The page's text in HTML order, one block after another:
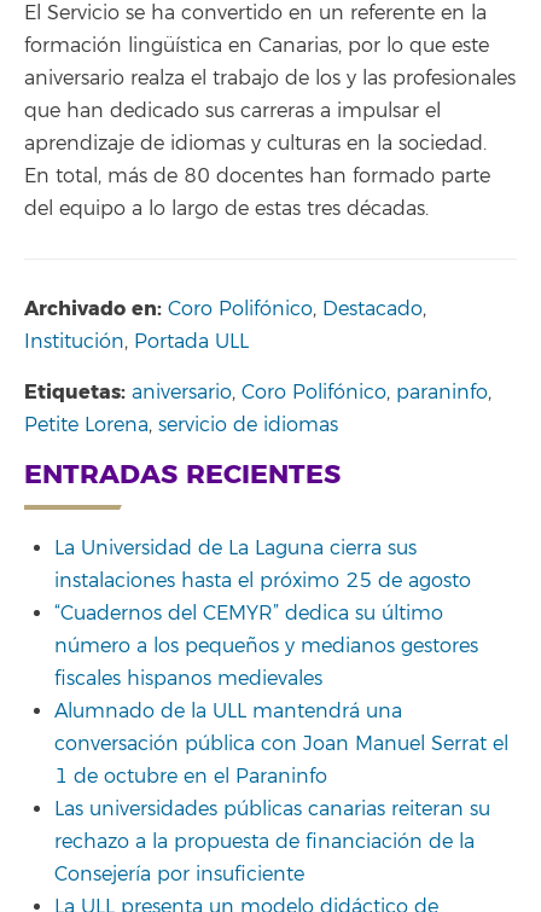
El Servicio se ha convertido en un referente en la
formación lingüística en Canarias, por lo que este
aniversario realza el trabajo de los y las profesionales
que han dedicado sus carreras a impulsar el
aprendizaje de idiomas y culturas en la sociedad.
En total, más de 80 docentes han formado parte
del equipo a lo largo de estas tres décadas.
Archivado en: Coro Polifónico, Destacado,
Institución, Portada ULL
Etiquetas: aniversario, Coro Polifónico, paraninfo,
Petite Lorena, servicio de idiomas
ENTRADAS RECIENTES
La Universidad de La Laguna cierra sus
instalaciones hasta el próximo 25 de agosto
“Cuadernos del CEMYR” dedica su último
número a los pequeños y medianos gestores
fiscales hispanos medievales
Alumnado de la ULL mantendrá una
conversación pública con Joan Manuel Serrat el
1 de octubre en el Paraninfo
Las universidades públicas canarias reiteran su
rechazo a la propuesta de financiación de la
Consejería por insuficiente
La ULL presenta un modelo didáctico de